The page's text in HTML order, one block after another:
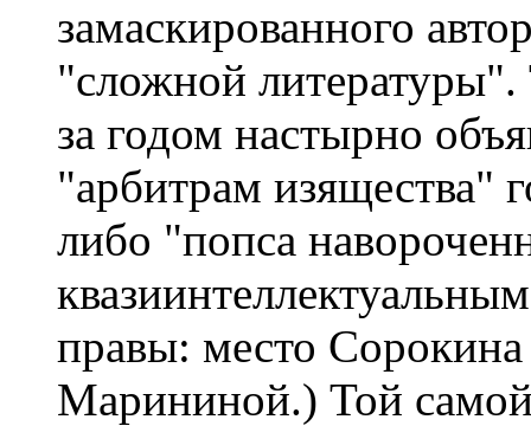
замаскированного
"сложной литературы".
за годом настырно
"арбитрам изящества"
либо "попса
правы: место
Марининой.) Той самой